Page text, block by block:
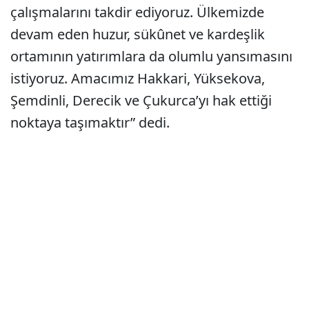
çalışmalarını takdir ediyoruz. Ülkemizde
devam eden huzur, sükûnet ve kardeşlik
ortamının yatırımlara da olumlu yansımasını
istiyoruz. Amacımız Hakkari, Yüksekova,
Şemdinli, Derecik ve Çukurca’yı hak ettiği
noktaya taşımaktır” dedi.